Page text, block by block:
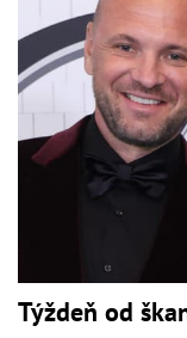
Týždeň od